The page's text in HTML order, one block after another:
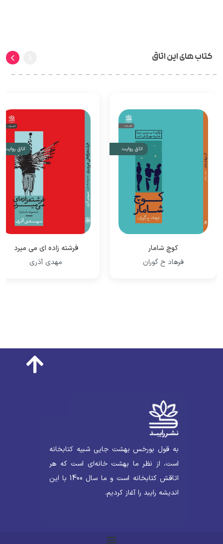
کتاب های این اتاق
اتاق روایت
کوچ شامار
فرهاد ح گوران
اتاق روایت
فرشته زاده ای می میرد
مهدی آذری
به قول بورخس بهشت جایی شبیه کتابخانه
است، از نظر ما بهشت خانه‌ای است که هر
اتاقش کتابخانه است و ما سال 1400 با این
اندیشه رایبد را آغاز کردیم.